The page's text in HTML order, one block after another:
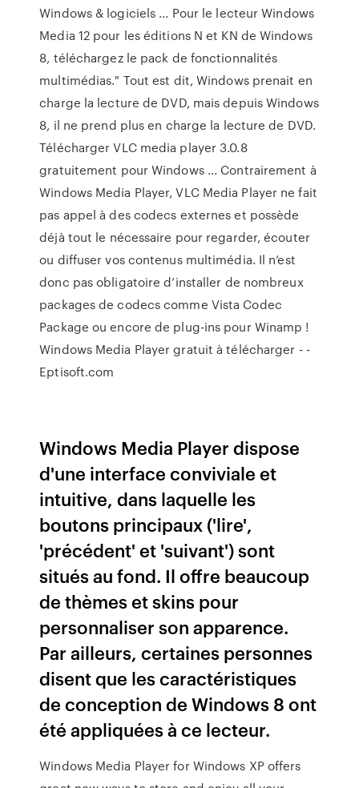
Windows & logiciels ... Pour le lecteur Windows
Media 12 pour les éditions N et KN de Windows
8, téléchargez le pack de fonctionnalités
multimédias." Tout est dit, Windows prenait en
charge la lecture de DVD, mais depuis Windows
8, il ne prend plus en charge la lecture de DVD.
Télécharger VLC media player 3.0.8
gratuitement pour Windows ... Contrairement à
Windows Media Player, VLC Media Player ne fait
pas appel à des codecs externes et possède
déjà tout le nécessaire pour regarder, écouter
ou diffuser vos contenus multimédia. Il n’est
donc pas obligatoire d’installer de nombreux
packages de codecs comme Vista Codec
Package ou encore de plug-ins pour Winamp !
Windows Media Player gratuit à télécharger - -
Eptisoft.com
Windows Media Player dispose
d'une interface conviviale et
intuitive, dans laquelle les
boutons principaux ('lire',
'précédent' et 'suivant') sont
situés au fond. Il offre beaucoup
de thèmes et skins pour
personnaliser son apparence.
Par ailleurs, certaines personnes
disent que les caractéristiques
de conception de Windows 8 ont
été appliquées à ce lecteur.
Windows Media Player for Windows XP offers